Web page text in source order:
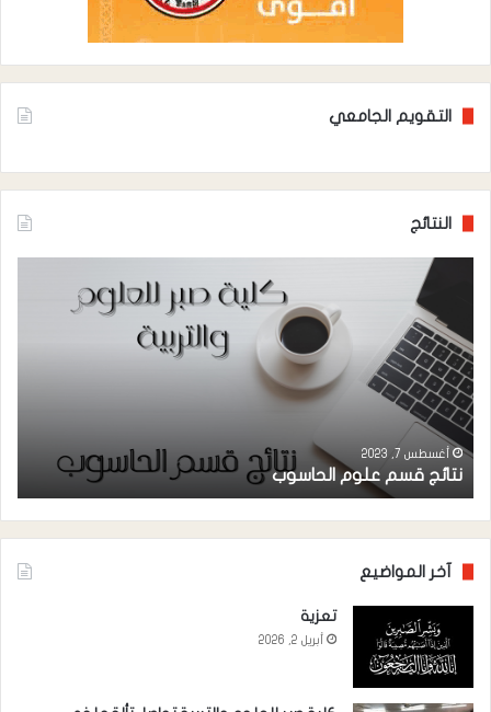
التقويم الجامعي
النتائج
الحاسوب
أغسطس 7, 2023
نتائج قسم علوم الحاسوب
آخر المواضيع
تعزية
أبريل 2, 2026